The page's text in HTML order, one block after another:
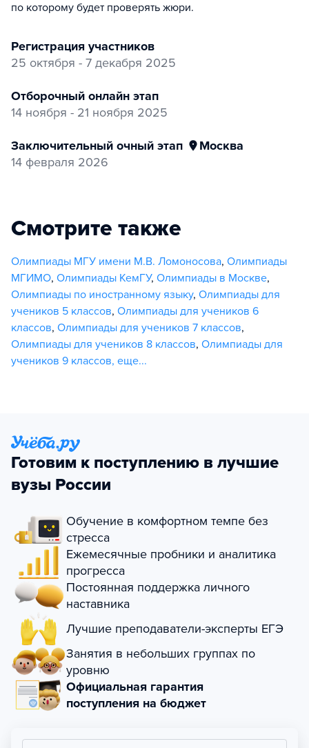
по которому будет проверять жюри.
регистрация участников
25 октября - 7 декабря 2025
отборочный онлайн этап
14 ноября - 21 ноября 2025
заключительный очный этап
Москва
14 февраля 2026
Смотрите также
Олимпиады МГУ имени М.В. Ломоносова, Олимпиады
МГИМО, Олимпиады КемГУ, Олимпиады в Москве,
Олимпиады по иностранному языку, Олимпиады для
учеников 5 классов, Олимпиады для учеников 6
классов, Олимпиады для учеников 7 классов,
Олимпиады для учеников 8 классов, Олимпиады для
учеников 9 классов, еще...
Готовим к поступлению в лучшие
вузы России
Обучение в комфортном темпе без
стресса
Ежемесячные пробники и аналитика
прогресса
Постоянная поддержка личного
наставника
Лучшие преподаватели-эксперты ЕГЭ
Занятия в небольших группах по
уровню
Официальная гарантия
поступления на бюджет